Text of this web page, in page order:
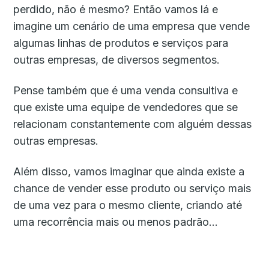
perdido, não é mesmo? Então vamos lá e
imagine um cenário de uma empresa que vende
algumas linhas de produtos e serviços para
outras empresas, de diversos segmentos.
Pense também que é uma venda consultiva e
que existe uma equipe de vendedores que se
relacionam constantemente com alguém dessas
outras empresas.
Além disso, vamos imaginar que ainda existe a
chance de vender esse produto ou serviço mais
de uma vez para o mesmo cliente, criando até
uma recorrência mais ou menos padrão…